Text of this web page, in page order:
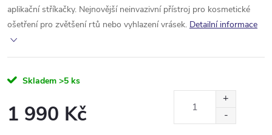
aplikační stříkačky. Nejnovější neinvazivní přístroj pro kosmetické
ošetření pro zvětšení rtů nebo vyhlazení vrásek. Detailní informace
Skladem >5 ks
1 990 Kč